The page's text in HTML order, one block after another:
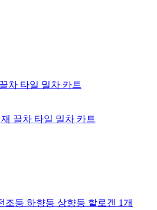
끌차 타일 밀차 카트